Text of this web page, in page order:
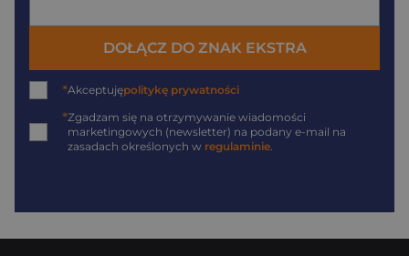
DOŁĄCZ DO ZNAK EKSTRA
*Akceptujępolitykę prywatności
*Zgadzam się na otrzymywanie wiadomości
marketingowych (newsletter) na podany e-mail na
zasadach określonych w regulaminie.